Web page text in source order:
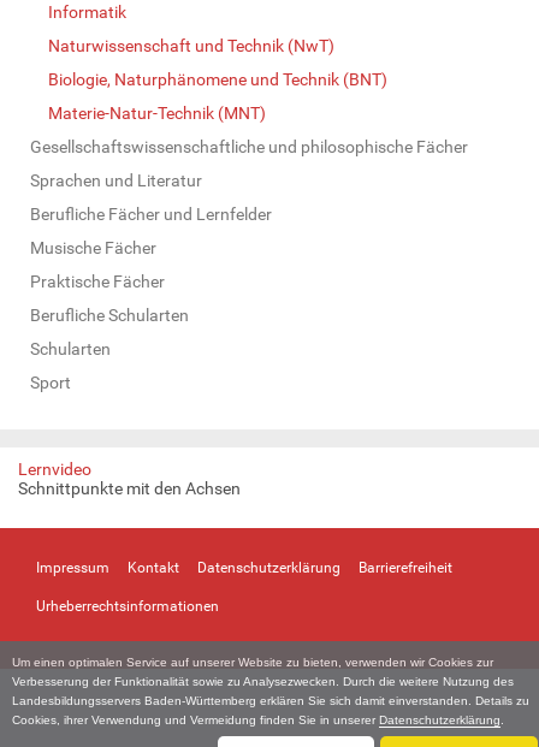
Um einen optimalen Service auf unserer Website zu bieten, verwenden wir Cookies zur
Verbesserung der Funktionalität sowie zu Analysezwecken. Durch die weitere Nutzung des
Landesbildungsservers Baden-Württemberg erklären Sie sich damit einverstanden. Details zu
Cookies, ihrer Verwendung und Vermeidung finden Sie in unserer Datenschutzerklärung
Informatik
Naturwissenschaft und Technik (NwT)
Biologie, Naturphänomene und Technik (BNT)
Materie-Natur-Technik (MNT)
Gesellschaftswissenschaftliche und philosophische Fächer
Sprachen und Literatur
Berufliche Fächer und Lernfelder
Musische Fächer
Praktische Fächer
Berufliche Schularten
Schularten
Sport
Lernvideo
Schnittpunkte mit den Achsen
Impressum Kontakt Datenschutzerklärung Barrierefreiheit
Urheberrechtsinformationen